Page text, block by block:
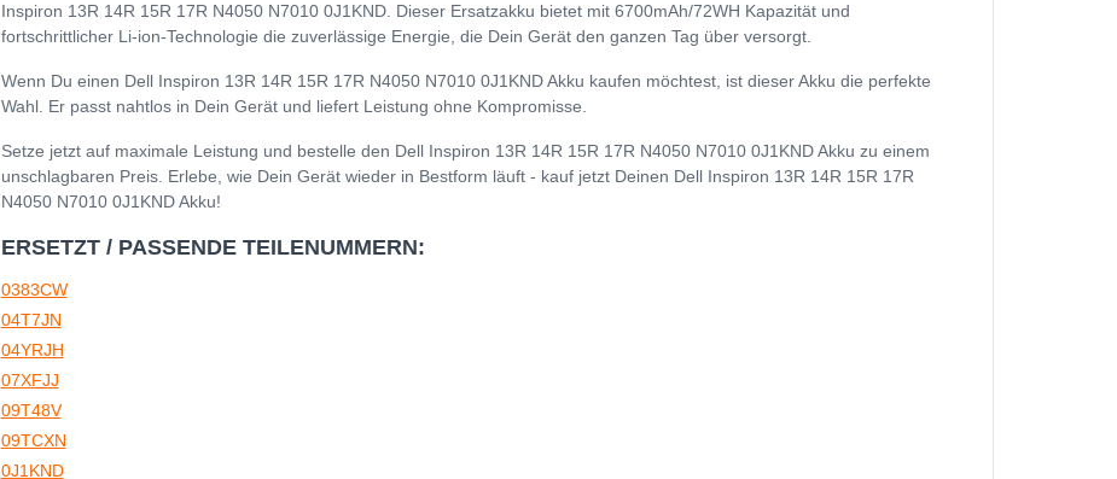
Inspiron 13R 14R 15R 17R N4050 N7010 0J1KND. Dieser Ersatzakku bietet mit 6700mAh/72WH Kapazität und
fortschrittlicher Li-ion-Technologie die zuverlässige Energie, die Dein Gerät den ganzen Tag über versorgt.
Wenn Du einen Dell Inspiron 13R 14R 15R 17R N4050 N7010 0J1KND Akku kaufen möchtest, ist dieser Akku die perfekte
Wahl. Er passt nahtlos in Dein Gerät und liefert Leistung ohne Kompromisse.
Setze jetzt auf maximale Leistung und bestelle den Dell Inspiron 13R 14R 15R 17R N4050 N7010 0J1KND Akku zu einem
unschlagbaren Preis. Erlebe, wie Dein Gerät wieder in Bestform läuft - kauf jetzt Deinen Dell Inspiron 13R 14R 15R 17R
N4050 N7010 0J1KND Akku!
ERSETZT / PASSENDE TEILENUMMERN:
0383CW
04T7JN
04YRJH
07XFJJ
09T48V
09TCXN
0J1KND